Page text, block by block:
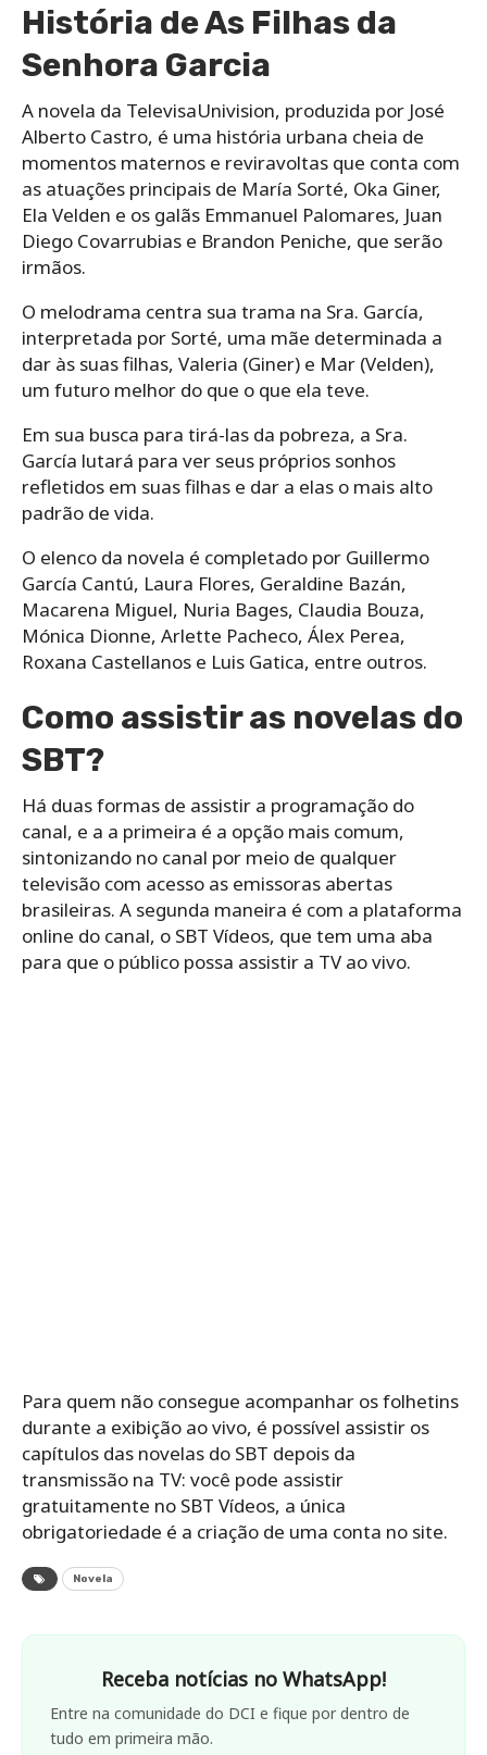
História de As Filhas da
Senhora Garcia
A novela da TelevisaUnivision, produzida por José
Alberto Castro, é uma história urbana cheia de
momentos maternos e reviravoltas que conta com
as atuações principais de María Sorté, Oka Giner,
Ela Velden e os galãs Emmanuel Palomares, Juan
Diego Covarrubias e Brandon Peniche, que serão
irmãos.
O melodrama centra sua trama na Sra. García,
interpretada por Sorté, uma mãe determinada a
dar às suas filhas, Valeria (Giner) e Mar (Velden),
um futuro melhor do que o que ela teve.
Em sua busca para tirá-las da pobreza, a Sra.
García lutará para ver seus próprios sonhos
refletidos em suas filhas e dar a elas o mais alto
padrão de vida.
O elenco da novela é completado por Guillermo
García Cantú, Laura Flores, Geraldine Bazán,
Macarena Miguel, Nuria Bages, Claudia Bouza,
Mónica Dionne, Arlette Pacheco, Álex Perea,
Roxana Castellanos e Luis Gatica, entre outros.
Como assistir as novelas do
SBT?
Há duas formas de assistir a programação do
canal, e a a primeira é a opção mais comum,
sintonizando no canal por meio de qualquer
televisão com acesso as emissoras abertas
brasileiras. A segunda maneira é com a plataforma
online do canal, o SBT Vídeos, que tem uma aba
para que o público possa assistir a TV ao vivo.
Para quem não consegue acompanhar os folhetins
durante a exibição ao vivo, é possível assistir os
capítulos das novelas do SBT depois da
transmissão na TV: você pode assistir
gratuitamente no SBT Vídeos, a única
obrigatoriedade é a criação de uma conta no site.
Novela
Receba notícias no WhatsApp!
Entre na comunidade do DCI e fique por dentro de
tudo em primeira mão.